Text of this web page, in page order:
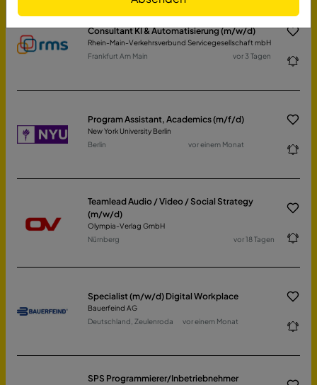
Consultant KI & Automatisierung (m/w/d)
Rhein-Main-Verkehrsverbund Servicegesellschaft mbH
Frankfurt Am Main
vor 3 Tagen
Program Assistant, Academics (m/f/d)
New York University Berlin
Berlin
vor einem Monat
Teamlead Audio / Video / Social Strategy
(m/w/d)
Olympia-Verlag GmbH
Nürnberg
vor 18 Tagen
Specialist (m/w/d) Digital Workplace
Bauerfeind AG
Deutschland, Zeulenroda
vor einem Monat
SPS Programmierer/Inbetriebnehmer